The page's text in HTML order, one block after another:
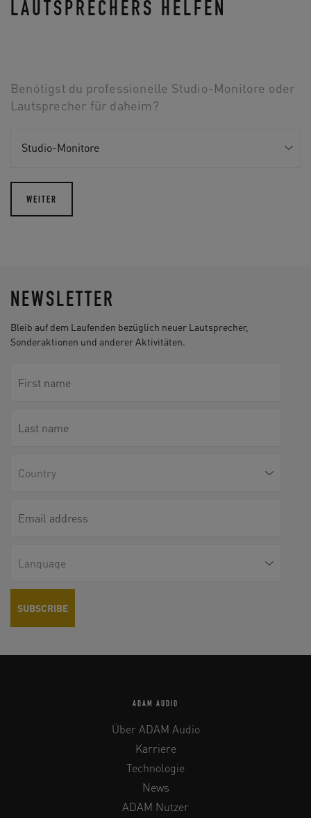
LAUTSPRECHERS HELFEN
Benötigst du professionelle Studio-Monitore oder
Lautsprecher für daheim?
WEITER
NEWSLETTER
Bleib auf dem Laufenden bezüglich neuer Lautsprecher,
Sonderaktionen und anderer Aktivitäten.
ADAM AUDIO
Über ADAM Audio
Karriere
Technologie
News
ADAM Nutzer